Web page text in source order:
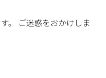
。 ご迷惑をおかけしま